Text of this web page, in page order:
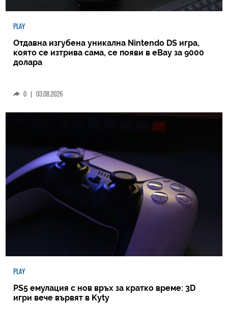
PLAY
Отдавна изгубена уникална Nintendo DS игра,
която се изтрива сама, се появи в eBay за 9000
долара
0 | 03.08.2026
PLAY
PS5 емулация с нов връх за кратко време: 3D
игри вече вървят в Kyty